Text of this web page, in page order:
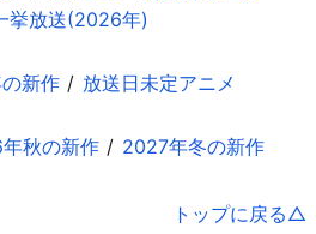
挙放送(2026年)
新作 放送日未定アニメ
秋の新作
2027年冬の新作
トップに戻る